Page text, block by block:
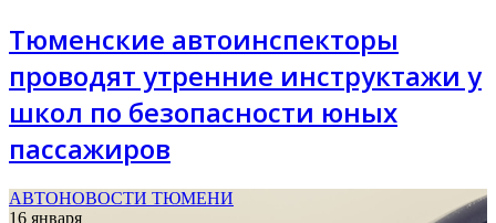
Тюменские автоинспекторы
проводят утренние инструктажи у
школ по безопасности юных
пассажиров
АВТОНОВОСТИ ТЮМЕНИ
16 января